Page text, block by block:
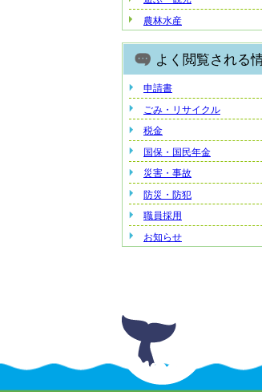
農林水産
よく閲覧される
申請書
ごみ・リサイクル
税金
国保・国民年金
災害・事故
防災・防犯
職員採用
お知らせ